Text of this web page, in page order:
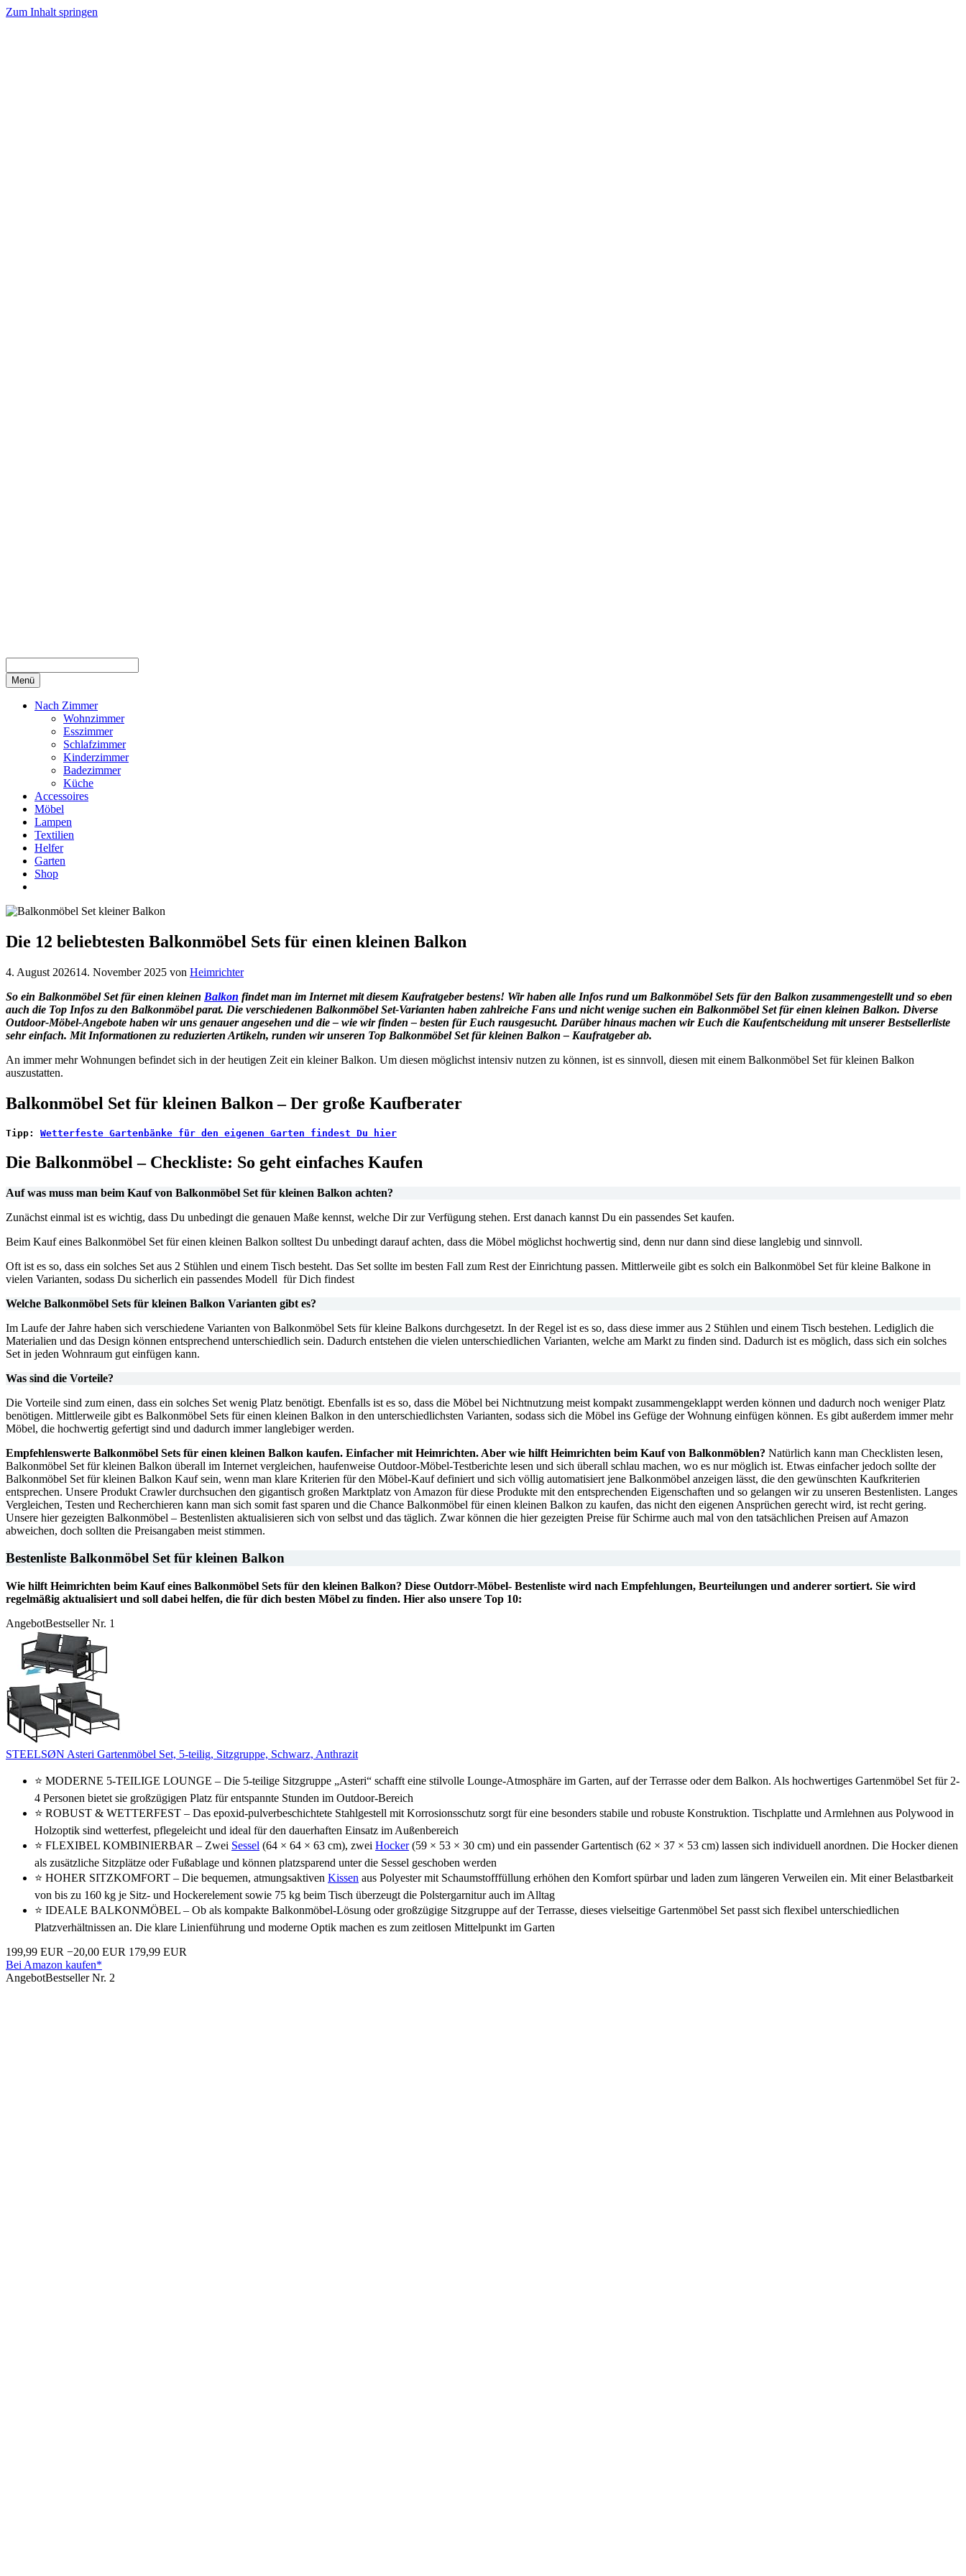
Zum Inhalt springen
Menü
Nach Zimmer
Wohnzimmer
Esszimmer
Schlafzimmer
Kinderzimmer
Badezimmer
Küche
Accessoires
Möbel
Lampen
Textilien
Helfer
Garten
Shop
Die 12 beliebtesten Balkonmöbel Sets für einen kleinen Balkon
4. August 202614. November 2025 von Heimrichter
So ein Balkonmöbel Set für einen kleinen Balkon findet man im Internet mit diesem Kaufratgeber bestens! Wir haben alle Infos rund um Balkonmöbel Sets für den Balkon zusammengestellt und so eben
auch die Top Infos zu den Balkonmöbel parat. Die verschiedenen Balkonmöbel Set-Varianten haben zahlreiche Fans und nicht wenige suchen ein Balkonmöbel Set für einen kleinen Balkon. Diverse
Outdoor-Möbel-Angebote haben wir uns genauer angesehen und die – wie wir finden – besten für Euch rausgesucht. Darüber hinaus machen wir Euch die Kaufentscheidung mit unserer Bestsellerliste
sehr einfach. Mit Informationen zu reduzierten Artikeln, runden wir unseren Top Balkonmöbel Set für kleinen Balkon – Kaufratgeber ab.
An immer mehr Wohnungen befindet sich in der heutigen Zeit ein kleiner Balkon. Um diesen möglichst intensiv nutzen zu können, ist es sinnvoll, diesen mit einem Balkonmöbel Set für kleinen Balkon
auszustatten.
Balkonmöbel Set für kleinen Balkon – Der große Kaufberater
Tipp: Wetterfeste Gartenbänke für den eigenen Garten findest Du hier
Die Balkonmöbel – Checkliste: So geht einfaches Kaufen
Auf was muss man beim Kauf von Balkonmöbel Set für kleinen Balkon achten?
Zunächst einmal ist es wichtig, dass Du unbedingt die genauen Maße kennst, welche Dir zur Verfügung stehen. Erst danach kannst Du ein passendes Set kaufen.
Beim Kauf eines Balkonmöbel Set für einen kleinen Balkon solltest Du unbedingt darauf achten, dass die Möbel möglichst hochwertig sind, denn nur dann sind diese langlebig und sinnvoll.
Oft ist es so, dass ein solches Set aus 2 Stühlen und einem Tisch besteht. Das Set sollte im besten Fall zum Rest der Einrichtung passen. Mittlerweile gibt es solch ein Balkonmöbel Set für kleine Balkone in
vielen Varianten, sodass Du sicherlich ein passendes Modell für Dich findest
Welche Balkonmöbel Sets für kleinen Balkon Varianten gibt es?
Im Laufe der Jahre haben sich verschiedene Varianten von Balkonmöbel Sets für kleine Balkons durchgesetzt. In der Regel ist es so, dass diese immer aus 2 Stühlen und einem Tisch bestehen. Lediglich die
Materialien und das Design können entsprechend unterschiedlich sein. Dadurch entstehen die vielen unterschiedlichen Varianten, welche am Markt zu finden sind. Dadurch ist es möglich, dass sich ein solches
Set in jeden Wohnraum gut einfügen kann.
Was sind die Vorteile?
Die Vorteile sind zum einen, dass ein solches Set wenig Platz benötigt. Ebenfalls ist es so, dass die Möbel bei Nichtnutzung meist kompakt zusammengeklappt werden können und dadurch noch weniger Platz
benötigen. Mittlerweile gibt es Balkonmöbel Sets für einen kleinen Balkon in den unterschiedlichsten Varianten, sodass sich die Möbel ins Gefüge der Wohnung einfügen können. Es gibt außerdem immer mehr
Möbel, die hochwertig gefertigt sind und dadurch immer langlebiger werden.
Empfehlenswerte Balkonmöbel Sets für einen kleinen Balkon kaufen. Einfacher mit Heimrichten. Aber wie hilft Heimrichten beim Kauf von Balkonmöblen? Natürlich kann man Checklisten lesen,
Balkonmöbel Set für kleinen Balkon überall im Internet vergleichen, haufenweise Outdoor-Möbel-Testberichte lesen und sich überall schlau machen, wo es nur möglich ist. Etwas einfacher jedoch sollte der
Balkonmöbel Set für kleinen Balkon Kauf sein, wenn man klare Kriterien für den Möbel-Kauf definiert und sich völlig automatisiert jene Balkonmöbel anzeigen lässt, die den gewünschten Kaufkriterien
entsprechen. Unsere Produkt Crawler durchsuchen den gigantisch großen Marktplatz von Amazon für diese Produkte mit den entsprechenden Eigenschaften und so gelangen wir zu unseren Bestenlisten. Langes
Vergleichen, Testen und Recherchieren kann man sich somit fast sparen und die Chance Balkonmöbel für einen kleinen Balkon zu kaufen, das nicht den eigenen Ansprüchen gerecht wird, ist recht gering.
Unsere hier gezeigten Balkonmöbel – Bestenlisten aktualisieren sich von selbst und das täglich. Zwar können die hier gezeigten Preise für Schirme auch mal von den tatsächlichen Preisen auf Amazon
abweichen, doch sollten die Preisangaben meist stimmen.
Bestenliste Balkonmöbel Set für kleinen Balkon
Wie hilft Heimrichten beim Kauf eines Balkonmöbel Sets für den kleinen Balkon? Diese Outdorr-Möbel- Bestenliste wird nach Empfehlungen, Beurteilungen und anderer sortiert. Sie wird
regelmäßig aktualisiert und soll dabei helfen, die für dich besten Möbel zu finden. Hier also unsere Top 10:
AngebotBestseller Nr. 1
STEELSØN Asteri Gartenmöbel Set, 5-teilig, Sitzgruppe, Schwarz, Anthrazit
⭐ MODERNE 5-TEILIGE LOUNGE – Die 5-teilige Sitzgruppe „Asteri“ schafft eine stilvolle Lounge-Atmosphäre im Garten, auf der Terrasse oder dem Balkon. Als hochwertiges Gartenmöbel Set für 2-
4 Personen bietet sie großzügigen Platz für entspannte Stunden im Outdoor-Bereich
⭐ ROBUST & WETTERFEST – Das epoxid-pulverbeschichtete Stahlgestell mit Korrosionsschutz sorgt für eine besonders stabile und robuste Konstruktion. Tischplatte und Armlehnen aus Polywood in
Holzoptik sind wetterfest, pflegeleicht und ideal für den dauerhaften Einsatz im Außenbereich
⭐ FLEXIBEL KOMBINIERBAR – Zwei Sessel (64 × 64 × 63 cm), zwei Hocker(59 × 53 × 30 cm) und ein passender Gartentisch (62 × 37 × 53 cm) lassen sich individuell anordnen. Die Hocker dienen
als zusätzliche Sitzplätze oder Fußablage und können platzsparend unter die Sessel geschoben werden
⭐ HOHER SITZKOMFORT – Die bequemen, atmungsaktiven Kissen aus Polyester mit Schaumstofffüllung erhöhen den Komfort spürbar und laden zum längeren Verweilen ein. Mit einer Belastbarkeit
von bis zu 160 kg je Sitz- und Hockerelement sowie 75 kg beim Tisch überzeugt die Polstergarnitur auch im Alltag
⭐ IDEALE BALKONMÖBEL – Ob als kompakte Balkonmöbel-Lösung oder großzügige Sitzgruppe auf der Terrasse, dieses vielseitige Gartenmöbel Set passt sich flexibel unterschiedlichen
Platzverhältnissen an. Die klare Linienführung und moderne Optik machen es zum zeitlosen Mittelpunkt im Garten
199,99 EUR −20,00 EUR 179,99 EUR
Bei Amazon kaufen*
AngebotBestseller Nr. 2